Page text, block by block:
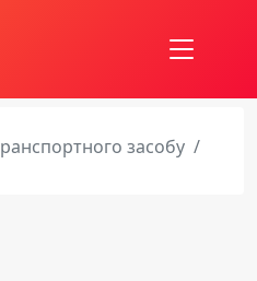
засобу